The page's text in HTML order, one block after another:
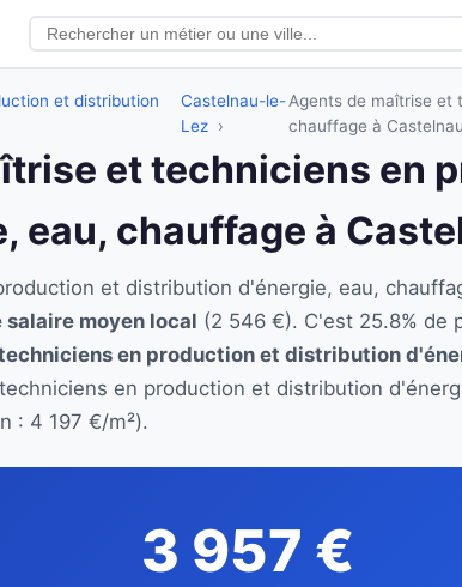
et distribution
Castelnau-le-
Lez
Agents de maîtrise et
chauffage à
et techniciens en
eau, chauffage à
et distribution d'énergie, eau,
salaire moyen local (2 546 €). C'est 25.8% de
en production et distribution
en production et distribution
: 4 197 €/m²).
3 957 €